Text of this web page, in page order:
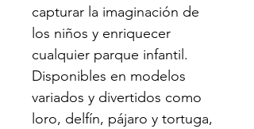
capturar la imaginación de
los niños y enriquecer
cualquier parque infantil.
Disponibles en modelos
variados y divertidos como
loro, delfín, pájaro y tortuga,